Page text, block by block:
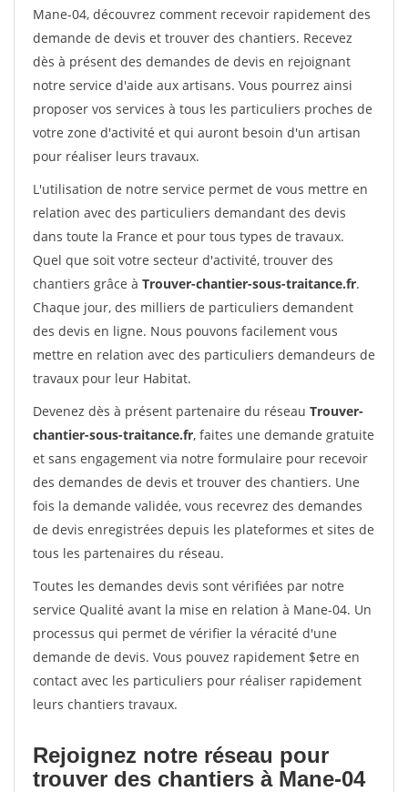
Mane-04, découvrez comment recevoir rapidement des
demande de devis et trouver des chantiers. Recevez
dès à présent des demandes de devis en rejoignant
notre service d'aide aux artisans. Vous pourrez ainsi
proposer vos services à tous les particuliers proches de
votre zone d'activité et qui auront besoin d'un artisan
pour réaliser leurs travaux.
L'utilisation de notre service permet de vous mettre en
relation avec des particuliers demandant des devis
dans toute la France et pour tous types de travaux.
Quel que soit votre secteur d'activité, trouver des
chantiers grâce à Trouver-chantier-sous-traitance.fr.
Chaque jour, des milliers de particuliers demandent
des devis en ligne. Nous pouvons facilement vous
mettre en relation avec des particuliers demandeurs de
travaux pour leur Habitat.
Devenez dès à présent partenaire du réseau Trouver-
chantier-sous-traitance.fr, faites une demande gratuite
et sans engagement via notre formulaire pour recevoir
des demandes de devis et trouver des chantiers. Une
fois la demande validée, vous recevrez des demandes
de devis enregistrées depuis les plateformes et sites de
tous les partenaires du réseau.
Toutes les demandes devis sont vérifiées par notre
service Qualité avant la mise en relation à Mane-04. Un
processus qui permet de vérifier la véracité d'une
demande de devis. Vous pouvez rapidement $etre en
contact avec les particuliers pour réaliser rapidement
leurs chantiers travaux.
Rejoignez notre réseau pour
trouver des chantiers à Mane-04